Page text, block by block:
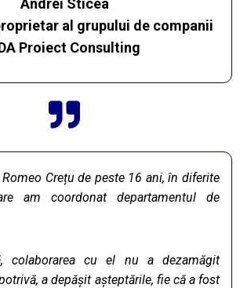
Andrei Sticea
al grupului de companii
Proiect Consulting
Crețu de peste 16 ani, în diferite
am coordonat departamentul de
colaborarea cu el nu a dezamăgit
a depășit așteptările, fie că a fost